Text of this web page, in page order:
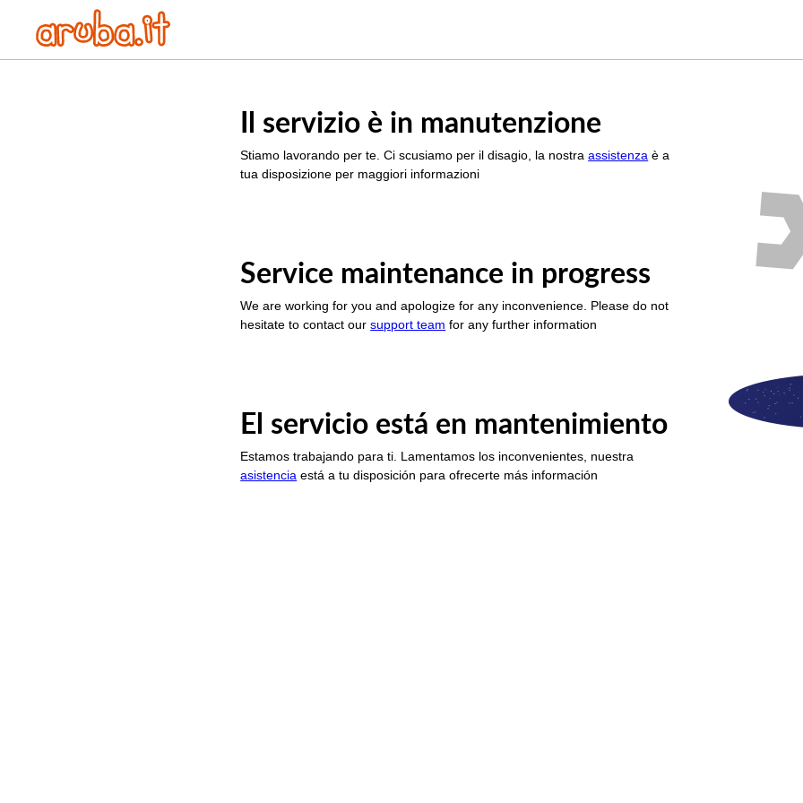
Il servizio è in manutenzione
Stiamo lavorando per te. Ci scusiamo per il disagio, la nostraassistenza è a
tua disposizione per maggiori informazioni
Service maintenance in progress
We are working for you and apologize for any inconvenience. Please do not
hesitate to contact oursupport team for any further information
El servicio está en mantenimiento
Estamos trabajando para ti. Lamentamos los inconvenientes, nuestra
asistencia está a tu disposición para ofrecerte más información